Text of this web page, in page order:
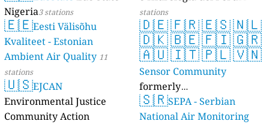
Nigeria3 stations
🇪🇪Eesti Välisõhu
Kvaliteet - Estonian
Ambient Air Quality 11
stations
🇺🇸EJCAN
Environmental Justice
Community Action
stations
🇩🇪🇫🇷🇪🇸🇳🇱
🇩🇰🇧🇪🇫🇮🇬🇷
🇦🇺🇮🇹🇵🇱🇻🇳
Sensor Community
formerly
luftdaten.info35819 stations
🇸🇷SEPA - Serbian
National Air Monitoring